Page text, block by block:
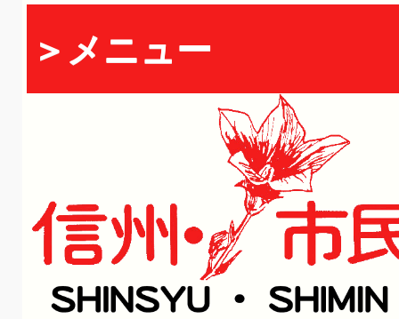
＞メニュー